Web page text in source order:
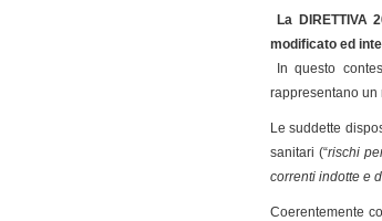
La DIRETTIVA
modificato ed
In questo
rappresentano
Le suddette
sanitari (“rischi
correnti indotte e
Coerentemente